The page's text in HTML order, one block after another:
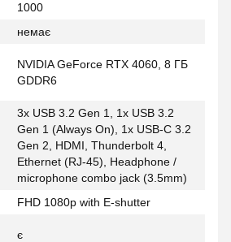
1000
немає
NVIDIA GeForce RTX 4060, 8 ГБ
GDDR6
3x USB 3.2 Gen 1, 1x USB 3.2
Gen 1 (Always On), 1x USB-C 3.2
Gen 2, HDMI, Thunderbolt 4,
Ethernet (RJ-45), Headphone /
microphone combo jack (3.5mm)
FHD 1080p with E-shutter
є